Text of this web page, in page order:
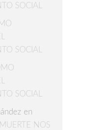
SOCIAL
SOCIAL
SOCIAL
en
NOS